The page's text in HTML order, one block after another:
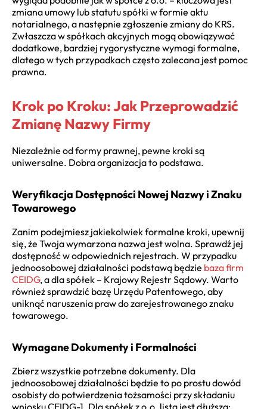
zmiana umowy lub statutu spółki w formie aktu
notarialnego, a następnie zgłoszenie zmiany do KRS.
Zwłaszcza w spółkach akcyjnych mogą obowiązywać
dodatkowe, bardziej rygorystyczne wymogi formalne,
dlatego w tych przypadkach często zalecana jest pomoc
prawna.
Krok po Kroku: Jak Przeprowadzić
Zmianę Nazwy Firmy
Niezależnie od formy prawnej, pewne kroki są
uniwersalne. Dobra organizacja to podstawa.
Weryfikacja Dostępności Nowej Nazwy i Znaku
Towarowego
Zanim podejmiesz jakiekolwiek formalne kroki, upewnij
się, że Twoja wymarzona nazwa jest wolna. Sprawdź jej
dostępność w odpowiednich rejestrach. W przypadku
jednoosobowej działalności podstawą będzie baza firm
CEIDG, a dla spółek – Krajowy Rejestr Sądowy. Warto
również sprawdzić bazę Urzędu Patentowego, aby
uniknąć naruszenia praw do zarejestrowanego znaku
towarowego.
Wymagane Dokumenty i Formalności
Zbierz wszystkie potrzebne dokumenty. Dla
jednoosobowej działalności będzie to po prostu dowód
osobisty do potwierdzenia tożsamości przy składaniu
wniosku CEIDG-1. Dla spółek z o.o. lista jest dłuższa: